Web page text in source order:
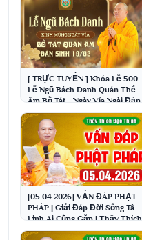
[ TRỰC TUYẾN ] Khóa Lễ 500
Lễ Ngũ Bách Danh Quán Thế
Âm Bồ Tát - Ngày Vía Ngài Đản
Sinh 19/02 Â.L
[05.04.2026] VẤN ĐÁP PHẬT
PHÁP | Giải Đáp Đời Sống Tâm
Linh Ai Cũng Gặp | Thầy Thích
Đạo Thịnh